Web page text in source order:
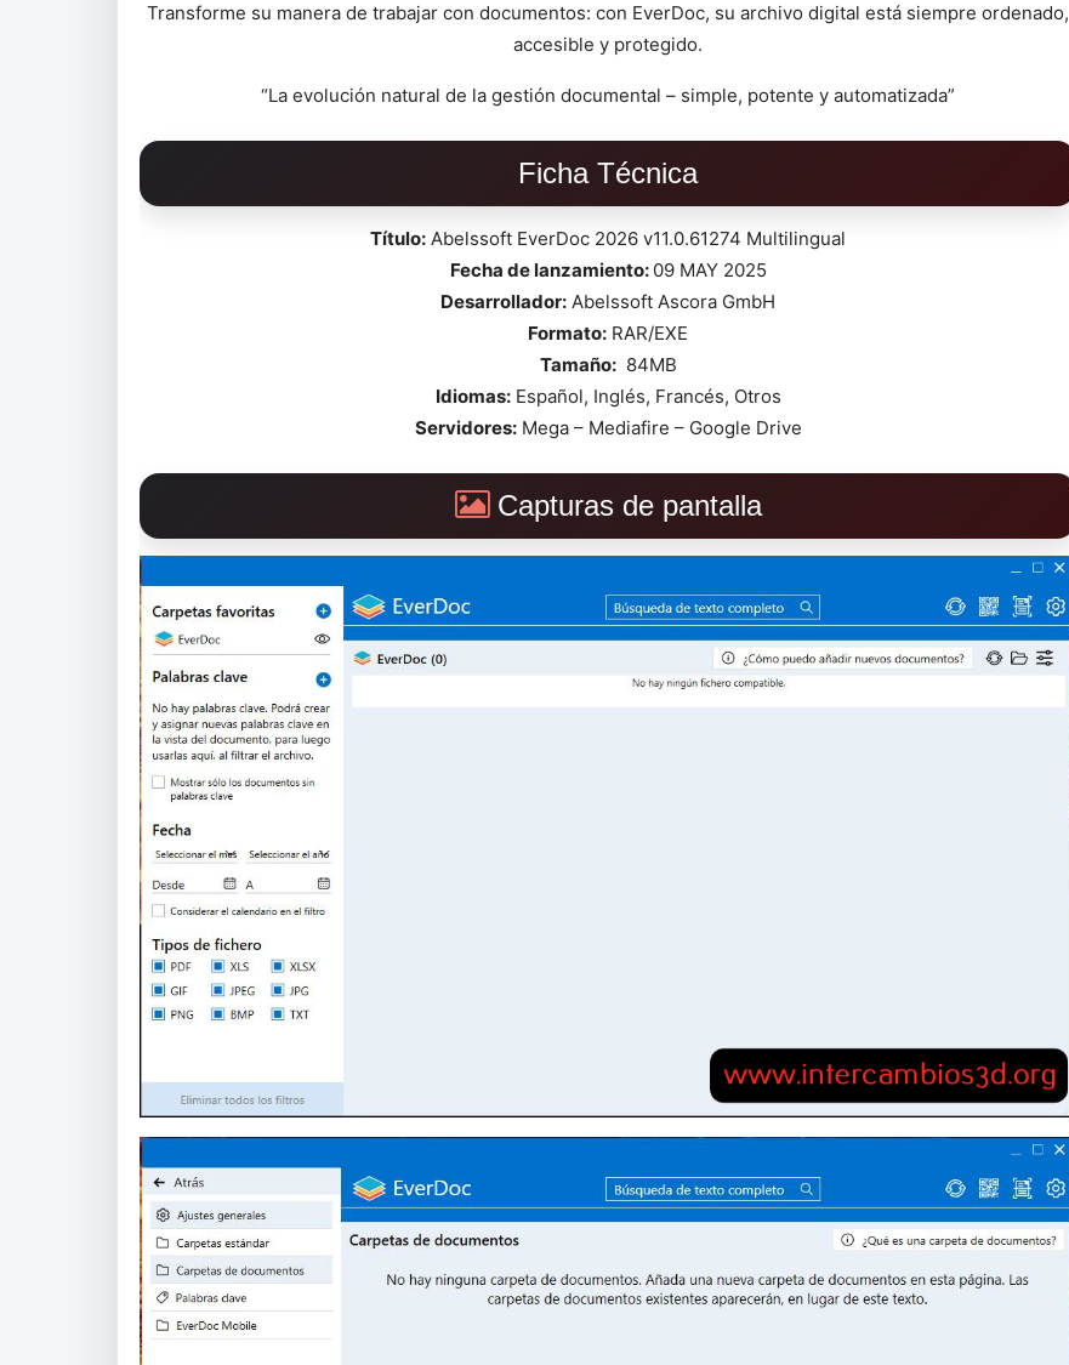
Transforme su manera de trabajar con documentos: con EverDoc, su archivo digital está siempre ordenado,
accesible y protegido.
“La evolución natural de la gestión documental – simple, potente y automatizada”
Ficha Técnica
Título: Abelssoft EverDoc 2026 v11.0.61274 Multilingual
Fecha de lanzamiento: 09 MAY 2025
Desarrollador: Abelssoft Ascora GmbH
Formato: RAR/EXE
Tamaño:84MB
Idiomas:Español, Inglés, Francés, Otros
Servidores:Mega – Mediafire – Google Drive
Capturas de pantalla